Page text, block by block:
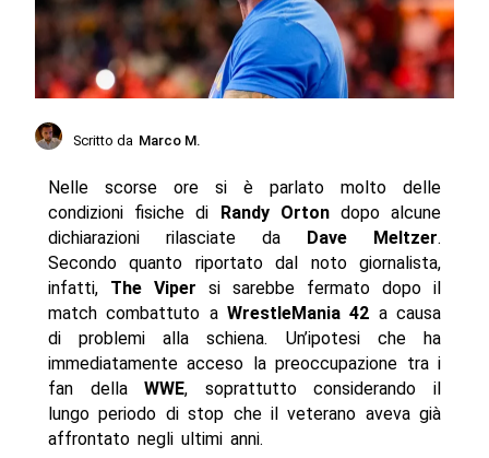
Scritto da Marco M.
Nelle scorse ore si è parlato molto delle
condizioni fisiche di
Randy Ortondopo alcune
dichiarazioni rilasciate da
Dave Meltzer.
Secondo quanto riportato dal noto giornalista,
infatti, The Viper si sarebbe fermato dopo il
match combattuto a WrestleMania 42 a causa
di problemi alla schiena. Un’ipotesi che ha
immediatamente acceso la preoccupazione tra i
fan dellaWWE, soprattutto considerando il
lungo periodo di stop che il veterano aveva già
affrontato negli ultimi anni.